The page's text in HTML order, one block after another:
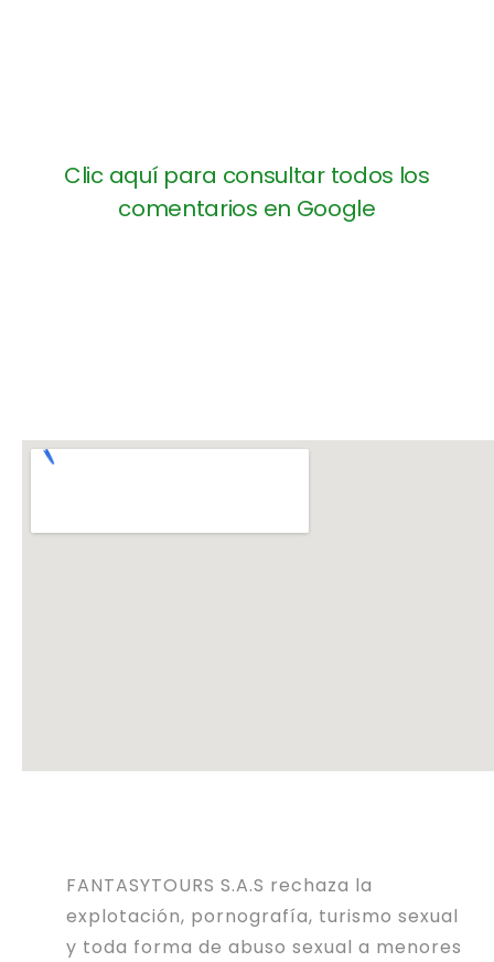
Clic aquí para consultar todos los
comentarios en Google
FANTASYTOURS S.A.S rechaza la
explotación, pornografía, turismo sexual
y toda forma de abuso sexual a menores